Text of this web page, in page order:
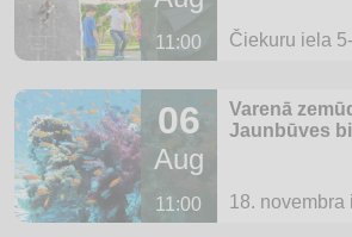
11:00 Čiekuru iela
06
Aug
11:00
Varenā
Jaunbūves
18. novembra